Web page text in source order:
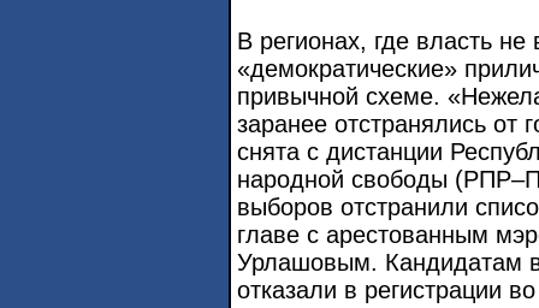
В регионах, где власть
«демократические»
привычной схеме.
заранее отстранялись от
снята с дистанции
народной свободы
выборов отстранили
главе с арестованным
Урлашовым. Кандидатам в
отказали в регистрации